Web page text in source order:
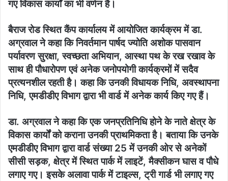
गए विकास कार्यों का भी वर्णन है।
बैराज रोड स्थित कैंप कार्यालय में आयोजित कार्यक्रम में डा.
अग्रवाल ने कहा कि निवर्तमान पार्षद ज्योति अशोक पासवान
पर्यावरण सुरक्षा, स्वच्छता अभियान, आस्था पथ के रख रखाव के
साथ ही पौधारोपण एवं अनेक जनोपयोगी कार्यक्रमों में सदैव
प्रत्यनशील रहती है। कहा कि उनकी विधायक निधि, अवस्थापना
निधि, एमडीडीए विभाग द्वारा भी वार्ड में अनेक कार्य किए गए हैं।
डा. अग्रवाल ने कहा कि एक जनप्रतिनिधि होने के नाते क्षेत्र के
विकास कार्यों को कराना उनकी प्राथमिकता है। बताया कि उनके
एमडीडीए विभाग द्वारा वार्ड संख्या 25 में उनकी ओर से अनेकों
सीसी सड़क, क्षेत्र में स्थित पार्क में लाइटें, मैक्सीकन घास व पौधे
लगाए गए। इसके अलावा पार्क में टाइल्स, ट्री गार्ड भी लगाए गए